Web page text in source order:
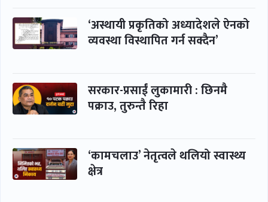
‘अस्थायी प्रकृतिको अध्यादेशले ऐनको
व्यवस्था विस्थापित गर्न सक्दैन’
सरकार-प्रसाईं लुकामारी : छिनमै
पक्राउ, तुरुन्तै रिहा
‘कामचलाउ’ नेतृत्वले थलियो स्वास्थ्य
क्षेत्र